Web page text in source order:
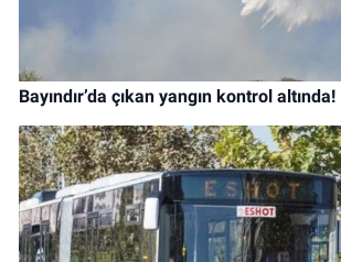
Bayındır’da çıkan yangın kontrol altında!